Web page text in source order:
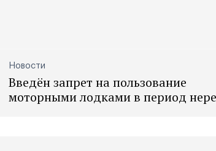
Новости
Введён запрет на пользование
моторными лодками в период